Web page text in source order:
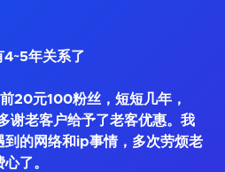
年关系了
20元100粉丝，短短几年，
谢老客户给予了老客优惠。我
到的网络和ip事情，多次劳烦老
了。